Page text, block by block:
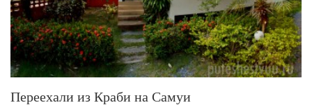
Переехали из Краби на Самуи